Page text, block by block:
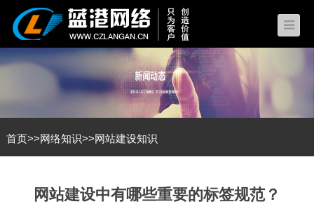
首页>>网络知识>>网站建设知识
网站建设中有哪些重要的标签规范？